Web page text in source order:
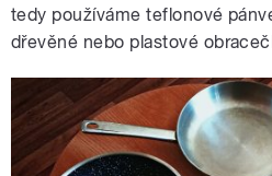
tedy používáme teflonové
dřevěné nebo plastové